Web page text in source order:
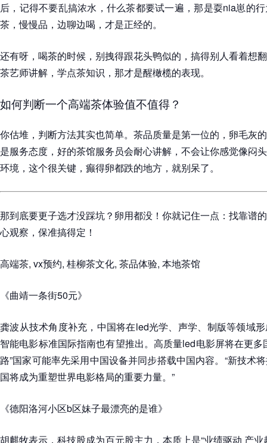
后，记得不要乱搞浓水，什么茶都要试一遍，那是耍nia崽的
茶，慢慢品，边聊边喝，才是正经的。
还有呀，喝茶的时候，别拽得跟花头鸭似的，搞得别人看着想
茶艺师讲解，学点茶知识，那才是醒橄榄的表现。
如何判断一个高端茶体验值不值得？
你估堆，判断方法其实也简单。茶品质量是第一位的，卵毛灰
是服务态度，好的茶馆服务员会耐心讲解，不会让你感觉像闷
环境，这个很关键，癫得卵都跌的地方，就别呆了。
那到底要更子选才没踩坑？卵用都没！你就记住一点：找靠谱
心观察，保准搞得定！
高端茶, vx预约, 桂柳茶文化, 茶品体验, 本地茶馆
《曲靖一条街50元》
龚波从技术角度补充，中国将在led光学、声学、制版等领域
智能电影标准国际指南也有望推出。高质量led电影屏将在更多
路”国家可能率先采用中国设备并同步搭载中国内容。“新技术
国将成为重塑世界电影格局的重要力量。”
《德阳洛河小区b区妹子最漂亮的是谁》
胡麒牧表示，科技股成为百元股主力，本质上是“业绩驱动 产